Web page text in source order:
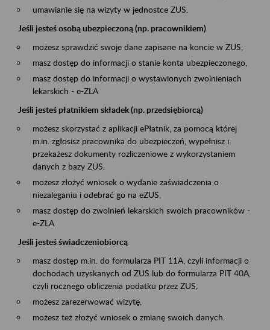
umawianie się na wizyty w jednostce ZUS.
Jeśli jesteś osobą ubezpieczoną (np. pracownikiem)
możesz sprawdzić swoje dane zapisane na koncie w ZUS,
masz dostęp do informacji o stanie konta ubezpieczonego,
masz dostęp do informacji o wystawionych zwolnieniach
lekarskich - e-ZLA
Jeśli jesteś płatnikiem składek (np. przedsiębiorcą)
możesz skorzystać z aplikacji ePłatnik, za pomocą której
m.in. zgłosisz pracownika do ubezpieczeń, wypełnisz i
przekażesz dokumenty rozliczeniowe z wykorzystaniem
danych z bazy ZUS,
możesz złożyć wniosek o wydanie zaświadczenia o
niezaleganiu i odebrać go na eZUS,
masz dostęp do zwolnień lekarskich swoich pracowników -
e-ZLA
Jeśli jesteś świadczeniobiorcą
masz dostęp m.in. do formularza PIT 11A, czyli informacji o
dochodach uzyskanych od ZUS lub do formularza PIT 40A,
czyli rocznego obliczenia podatku przez ZUS,
możesz zarezerwować wizytę,
możesz też złożyć wniosek o zmianę swoich danych.